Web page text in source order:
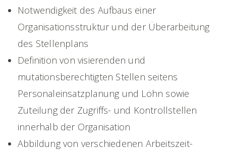
Notwendigkeit des Aufbaus einer
Organisationsstruktur und der Überarbeitung
des Stellenplans
Definition von visierenden und
mutationsberechtigten Stellen seitens
Personaleinsatzplanung und Lohn sowie
Zuteilung der Zugriffs- und Kontrollstellen
innerhalb der Organisation
Abbildung von verschiedenen Arbeitszeit-